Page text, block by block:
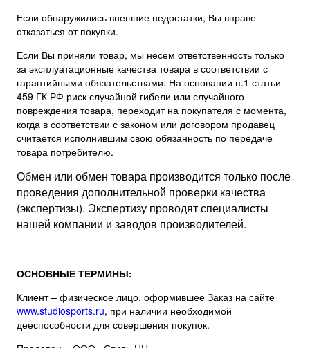
Если обнаружились внешние недостатки, Вы вправе
отказаться от покупки.
Если Вы приняли товар, мы несем ответственность только
за эксплуатационные качества товара в соответствии с
гарантийными обязательствами. На основании п.1 статьи
459 ГК РФ риск случайной гибели или случайного
повреждения товара, переходит на покупателя с момента,
когда в соответствии с законом или договором продавец
считается исполнившим свою обязанность по передаче
товара потребителю.
Обмен или обмен товара производится только после
проведения дополнительной проверки качества
(экспертизы). Экспертизу проводят специалисты
нашей компании и заводов производителей.
ОСНОВНЫЕ ТЕРМИНЫ:
Клиент – физическое лицо, оформившее Заказ на сайте
www.studiosports.ru, при наличии необходимой
дееспособности для совершения покупок.